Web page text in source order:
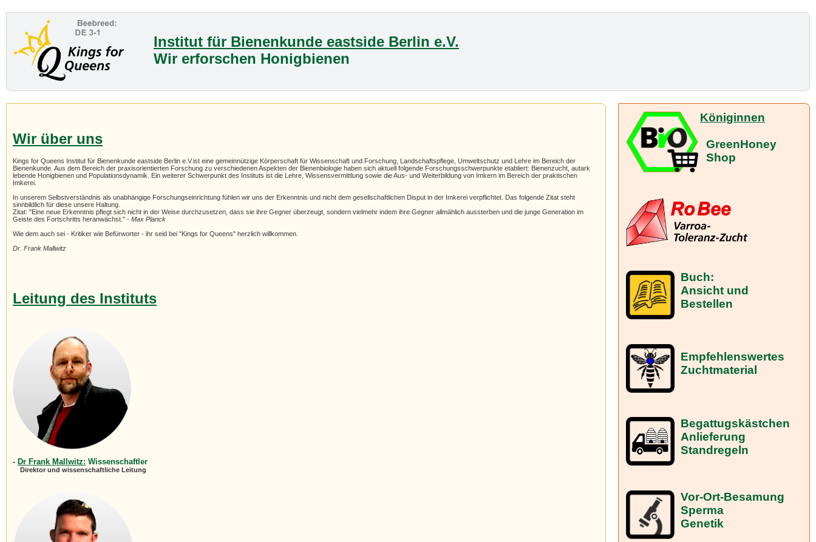
Institut für Bienenkunde eastside Berlin e.V.
Wir erforschen Honigbienen
Wir über uns
Kings for Queens Institut für Bienenkunde eastside Berlin e.V.ist eine gemeinnützige Körperschaft für Wissenschaft und Forschung, Landschaftspflege, Umweltschutz und Lehre im Bereich der
Bienenkunde. Aus dem Bereich der praxisorientierten Forschung zu verschiedenen Aspekten der Bienenbiologie haben sich aktuell folgende Forschungsschwerpunkte etabliert: Bienenzucht, autark
lebende Honigbienen und Populationsdynamik. Ein weiterer Schwerpunkt des Instituts ist die Lehre, Wissensvermittlung sowie die Aus- und Weiterbildung von Imkern im Bereich der praktischen
Imkerei.
In unserem Selbstverständnis als unabhängige Forschungseinrichtung fühlen wir uns der Erkenntnis und nicht dem gesellschaftlichen Disput in der Imkerei verpflichtet. Das folgende Zitat steht
sinnbildlich für diese unsere Haltung.
Zitat: "Eine neue Erkenntnis pflegt sich nicht in der Weise durchzusetzen, dass sie ihre Gegner überzeugt, sondern vielmehr indem ihre Gegner allmählich aussterben und die junge Generation im
Geiste des Fortschritts heranwächst." - Max Planck
Wie dem auch sei - Kritiker wie Befürworter - ihr seid bei "Kings for Queens" herzlich willkommen.
Dr. Frank Mallwitz
Leitung des Instituts
- Dr Frank Mallwitz: Wissenschaftler
Direktor und wissenschaftliche Leitung
Königinnen
GreenHoney
Shop
Buch:
Ansicht und
Bestellen
Empfehlenswertes
Zuchtmaterial
Begattugskästchen
Anlieferung
Standregeln
Vor-Ort-Besamung
Sperma
Genetik